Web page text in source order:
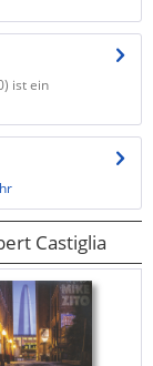
ist ein
Castiglia